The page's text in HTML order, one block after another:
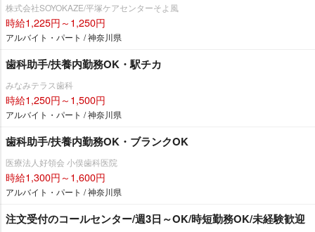
株式会社SOYOKAZE/平塚ケアセンターそよ風
時給1,225円～1,250円
アルバイト・パート / 神奈川県
歯科助手/扶養内勤務OK・駅チカ
みなみテラス歯科
時給1,250円～1,500円
アルバイト・パート / 神奈川県
歯科助手/扶養内勤務OK・ブランクOK
医療法人好領会 小俣歯科医院
時給1,300円～1,600円
アルバイト・パート / 神奈川県
注文受付のコールセンター/週3日～OK/時短勤務OK/未経験歓迎